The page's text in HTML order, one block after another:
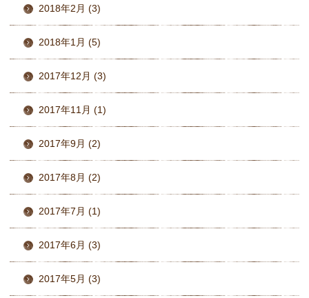
2018年2月 (3)
2018年1月 (5)
2017年12月 (3)
2017年11月 (1)
2017年9月 (2)
2017年8月 (2)
2017年7月 (1)
2017年6月 (3)
2017年5月 (3)